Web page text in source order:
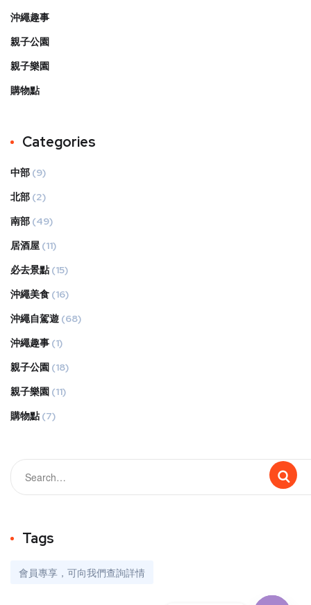
沖繩趣事
親子公園
親子樂園
購物點
Categories
中部 (9)
北部 (2)
南部 (49)
居酒屋 (11)
必去景點 (15)
沖繩美食 (16)
沖繩自駕遊 (68)
沖繩趣事 (1)
親子公園 (18)
親子樂園 (11)
購物點 (7)
Tags
會員專享，可向我們查詢詳情